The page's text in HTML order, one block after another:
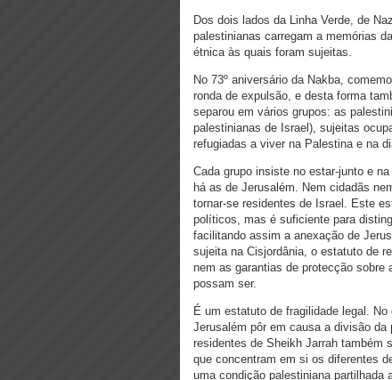
Dos dois lados da Linha Verde, de
palestinianas carregam a memórias
étnica às quais foram sujeitas.
No 73º aniversário da Nakba,
ronda de expulsão, e desta forma
separou em vários grupos: as
palestinianas de Israel), sujeitas
refugiadas a viver na Palestina e na
Cada grupo insiste no estar-junto e
há as de Jerusalém. Nem cidadãs
tornar-se residentes de Israel. Este
políticos, mas é suficiente para
facilitando assim a anexação de
sujeita na Cisjordânia, o estatuto de
nem as garantias de protecção
possam ser.
É um estatuto de fragilidade legal.
Jerusalém pôr em causa a divisão
residentes de Sheikh Jarrah também
que concentram em si os diferentes
uma condição palestiniana